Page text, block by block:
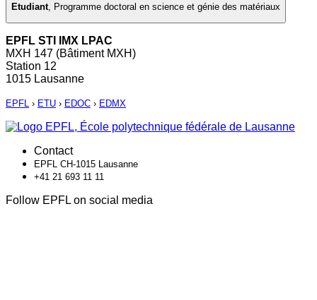
Etudiant Programme doctoral en science et génie des matériaux
EPFL STI IMX LPAC
MXH 147 (Bâtiment MXH)
Station 12
1015 Lausanne
EPFL › ETU › EDOC › EDMX
Contact
EPFL CH-1015 Lausanne
+41 21 693 11 11
Follow EPFL on social media